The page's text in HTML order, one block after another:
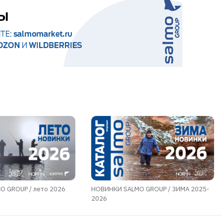
GROUP / лето 2026
НОВИНКИ SALMO GROUP / ЗИМА 2025-
2026